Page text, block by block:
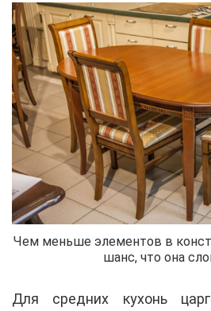
Чем меньше элементов в
шанс, что она
Для средних кухонь